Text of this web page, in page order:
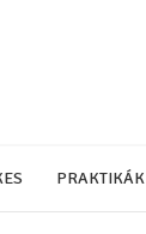
PRAKTIKÁK